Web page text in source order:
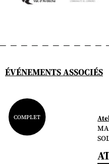
ÉVÉNEMENTS ASSOCIÉS
COMPLET